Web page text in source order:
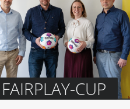
CUP